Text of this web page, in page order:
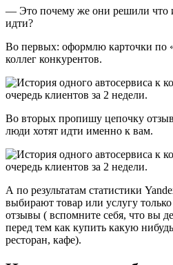
— Это почему же они решили что
идти?
Во первых: оформлю карточки по
коллег конкурентов.
Во вторых пропишу цепочку
люди хотят идти именно к вам.
А по результатам статистики
выбирают товар или услугу только
отзывы ( вспомните себя, что вы
перед тем как купить какую
ресторан, кафе).